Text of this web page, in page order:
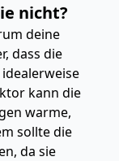
nicht?
deine
dass die
kann die
warme,
sollte die
da sie